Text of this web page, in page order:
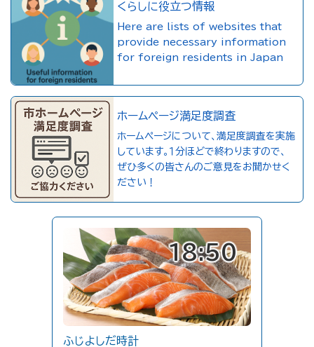
くらしに役立つ情報
Here are lists of websites that
provide necessary information
for foreign residents in Japan
ホームページ満足度調査
ホームページについて、満足度調査を実施
しています。１分ほどで終わりますので、
ぜひ多くの皆さんのご意見をお聞かせく
ださい！
18:50
ふじよしだ時計